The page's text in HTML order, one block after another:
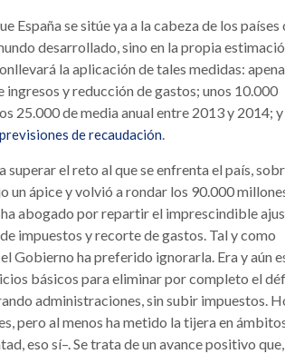
España se sitúe ya a la cabeza de los países
desarrollado, sino en la propia
la aplicación de tales medidas:
y reducción de gastos; unos 10.000
25.000 de media anual entre 2013 y 2014; y
previsiones de recaudación.
superar el reto al que se enfrenta el país,
un ápice y volvió a rondar los 90.000
abogado por repartir el imprescindible
impuestos y recorte de gastos. Tal y como
Gobierno ha preferido ignorarla. Era y aún
básicos para eliminar por completo el
administraciones, sin subir impuestos.
pero al menos ha metido la tijera en
eso sí–. Se trata de un avance positivo que,